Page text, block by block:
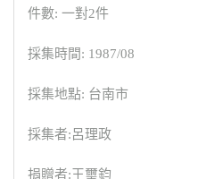
件數: 一對2件
採集時間: 1987/08
採集地點: 台南市
採集者:呂理政
捐贈者:王璽鈞